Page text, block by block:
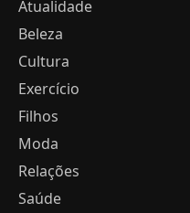
Atualidade
Beleza
Cultura
Exercício
Filhos
Moda
Relações
Saúde